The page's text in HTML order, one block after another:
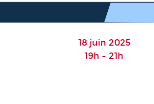
18 juin 2025
19h - 21h